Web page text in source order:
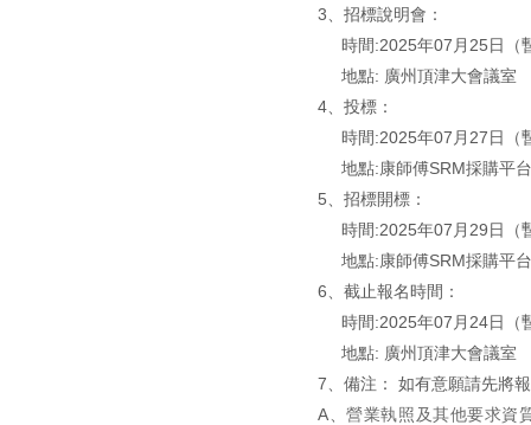
3 、招標說明會：
時間:2025年07月25日（
地點: 廣州頂津大會議室
4、投標：
時間:2025年07月27日（
地點:康師傅SRM採購平台
5、招標開標：
時間:2025年07月29日（
地點:康師傅SRM採購平台
6、截止報名時間：
時間:2025年07月24日（
地點: 廣州頂津大會議室
7、備注： 如有意願請先將
A 、營業執照及其他要求資